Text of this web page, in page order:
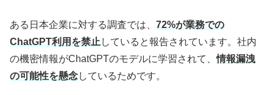
ある日本企業に対する調査では、 72%が業務での
ChatGPT利用を禁止 していると報告されています。社内
の機密情報がChatGPTのモデルに学習されて、情報漏洩
の可能性を懸念しているためです。